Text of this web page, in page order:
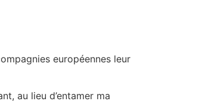
européennes leur
au lieu d’entamer ma